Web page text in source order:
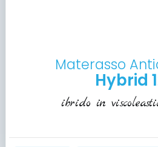
Materasso
Hybrid
ibrido in